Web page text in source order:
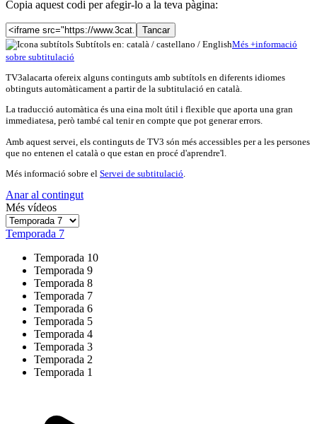
Copia aquest codi per afegir-lo a la teva pàgina:
Tancar
Subtítols en: català / castellano / EnglishMés +informació
sobre subtitulació
TV3alacarta ofereix alguns continguts amb subtítols en diferents idiomes
obtinguts automàticament a partir de la subtitulació en català.
La traducció automàtica és una eina molt útil i flexible que aporta una gran
immediatesa, però també cal tenir en compte que pot generar errors.
Amb aquest servei, els continguts de TV3 són més accessibles per a les persones
que no entenen el català o que estan en procé d'aprendre'l.
Més informació sobre el Servei de subtitulació
Anar al contingut
Més vídeos
Temporada 7
Temporada 10
Temporada 9
Temporada 8
Temporada 7
Temporada 6
Temporada 5
Temporada 4
Temporada 3
Temporada 2
Temporada 1